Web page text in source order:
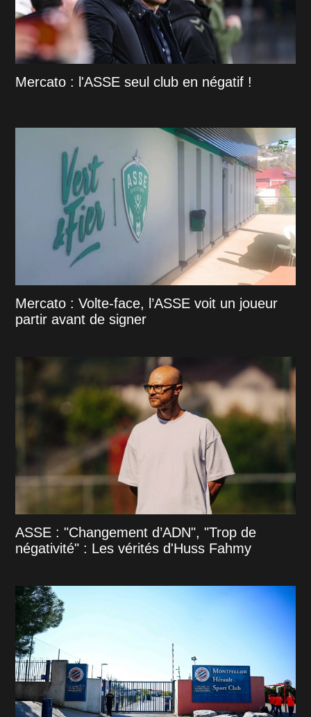
Mercato : l'ASSE seul club en négatif !
Mercato : Volte-face, l’ASSE voit un joueur
partir avant de signer
ASSE : "Changement d’ADN", "Trop de
négativité" : Les vérités d'Huss Fahmy